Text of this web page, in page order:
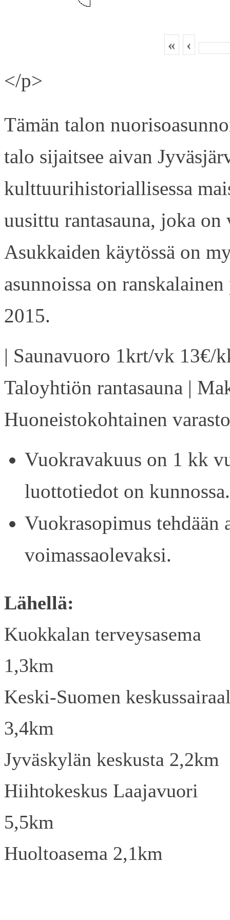
« ‹
</p>
Tämän talon
talo sijaitsee aivan
kulttuurihistoriallisessa
uusittu rantasauna, joka
Asukkaiden käytössä on
asunnoissa on
2015.
| Saunavuoro 1krt/vk 13€/
Taloyhtiön rantasauna |
Huoneistokohtainen
Vuokravakuus on 1 kk
luottotiedot on kunnossa.
Vuokrasopimus tehdään
voimassaolevaksi.
Lähellä:
Kuokkalan terveysasema
1,3km
Keski-Suomen
3,4km
Jyväskylän keskusta 2,2km
Hiihtokeskus Laajavuori
5,5km
Huoltoasema 2,1km